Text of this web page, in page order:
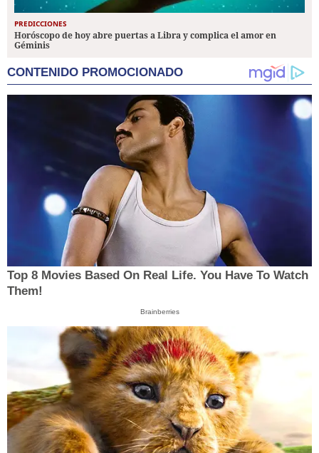
PREDICCIONES
Horóscopo de hoy abre puertas a Libra y complica el amor en
Géminis
CONTENIDO PROMOCIONADO
Top 8 Movies Based On Real Life. You Have To Watch
Them!
Brainberries